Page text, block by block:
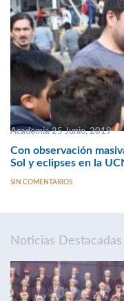
Academia 25 Junio, 2019
Con observación
Sol y eclipses en la
SIN COMENTARIOS
Noticias Destacadas